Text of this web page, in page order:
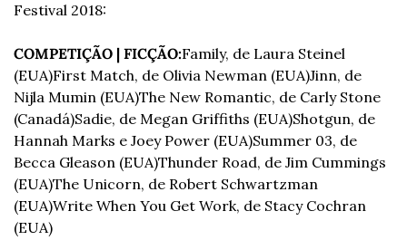
Festival 2018:
COMPETIÇÃO | FICÇÃO:Family, de Laura Steinel
(EUA)First Match, de Olivia Newman (EUA)Jinn, de
Nijla Mumin (EUA)The New Romantic, de Carly Stone
(Canadá)Sadie, de Megan Griffiths (EUA)Shotgun, de
Hannah Marks e Joey Power (EUA)Summer 03, de
Becca Gleason (EUA)Thunder Road, de Jim Cummings
(EUA)The Unicorn, de Robert Schwartzman
(EUA)Write When You Get Work, de Stacy Cochran
(EUA)